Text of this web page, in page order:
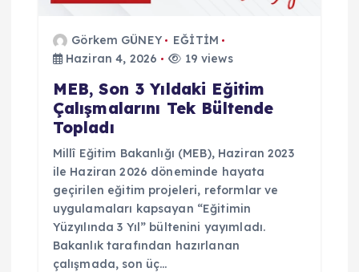
Görkem GÜNEY
EĞİTİM
Haziran 4, 2026
19 views
MEB, Son 3 Yıldaki Eğitim
Çalışmalarını Tek Bültende
Topladı
Millî Eğitim Bakanlığı (MEB), Haziran 2023
ile Haziran 2026 döneminde hayata
geçirilen eğitim projeleri, reformlar ve
uygulamaları kapsayan “Eğitimin
Yüzyılında 3 Yıl” bültenini yayımladı.
Bakanlık tarafından hazırlanan
çalışmada, son üç…